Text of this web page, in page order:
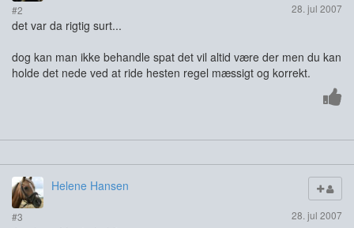
#2 28. jul 2007
det var da rigtig surt...
dog kan man ikke behandle spat det vil altid være der men du kan
holde det nede ved at ride hesten regel mæssigt og korrekt.
Helene Hansen
#3 28. jul 2007